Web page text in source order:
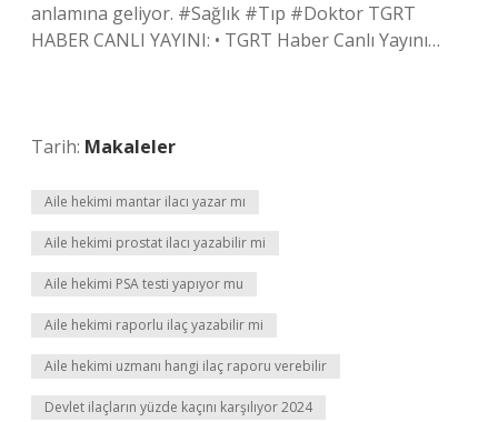
anlamına geliyor. #Sağlık #Tıp #Doktor TGRT
HABER CANLI YAYINI: • TGRT Haber Canlı Yayını…
Tarih: Makaleler
Aile hekimi mantar ilacı yazar mı
Aile hekimi prostat ilacı yazabilir mi
Aile hekimi PSA testi yapıyor mu
Aile hekimi raporlu ilaç yazabilir mi
Aile hekimi uzmanı hangi ilaç raporu verebilir
Devlet ilaçların yüzde kaçını karşılıyor 2024